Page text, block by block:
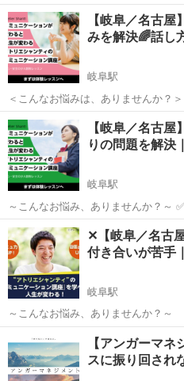
集機能やオプション機能を学習し、
の演習をします。
岐阜 岐阜市 その他
【岐阜／名古
みを解決🌈話し
岐阜駅
＜こんなお悩みは、ありませんか？＞ ✅恋人のつくり方が分からない
✅異性との会話が楽しめない ✅好き
年、婚活をしているが実らない ✅結
が上手くいっ...
岐阜 岐阜市 岐阜駅 話し方
【岐阜／名古屋
りの問題を解決
岐阜駅
～こんなお悩み、ありませんか？～ ✅学校に行けない、行きたがらな
い ✅友達が出来ない ✅子どもが引き
将来が不安 ✅子供にきつく言ってし
からない ...
岐阜 岐阜市 岐阜駅 話し方
✕【岐阜／名古
付き合いが苦手
岐阜駅
～こんなお悩み、ありませんか？～ ✅初対面が苦手、緊張する ✅
人見知りがひどい ✅人づきあいが
き視線が気になる ✅友達が長い間
...
岐阜駅 話し方
【アンガーマ
スに振り回され